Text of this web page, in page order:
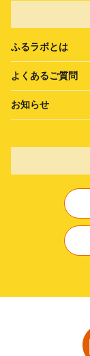
ふるラボとは
よくあるご質問
お知らせ